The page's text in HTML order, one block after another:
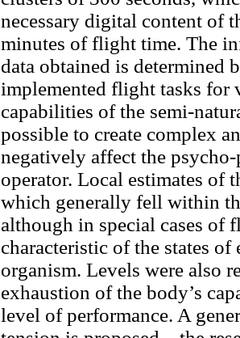
necessary digital content of
minutes of flight time. The
data obtained is determined
implemented flight tasks for
capabilities of the semi-
possible to create complex
negatively affect the
operator. Local estimates of
which generally fell within
although in special cases of
characteristic of the states
organism. Levels were also
exhaustion of the body’s
level of performance. A